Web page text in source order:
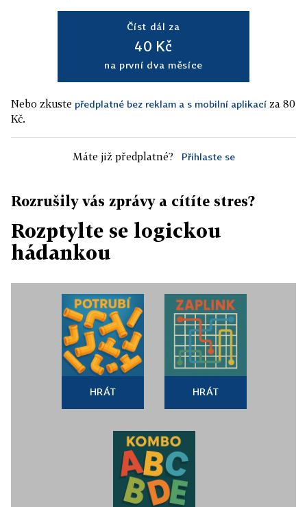
Číst dál za
40 Kč
na první dva měsíce
Nebo zkuste předplatné bez reklam a s mobilní aplikací za 80
Kč.
Máte již předplatné? Přihlaste se
Rozrušily vás zprávy a cítíte stres?
Rozptylte se logickou
hádankou
HRÁT HRÁT